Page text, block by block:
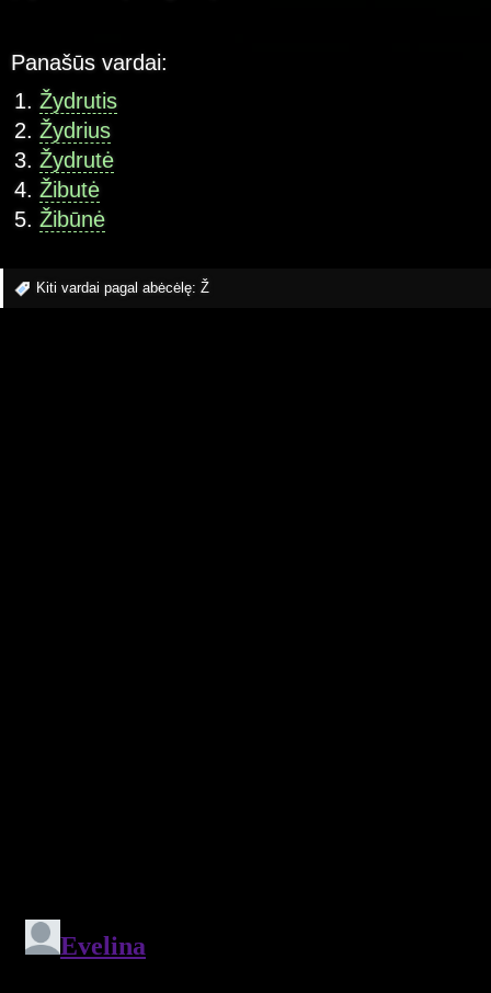
Panašūs vardai:
Žydrutis
Žydrius
Žydrutė
Žibutė
Žibūnė
Kiti vardai pagal abėcėlę: Ž